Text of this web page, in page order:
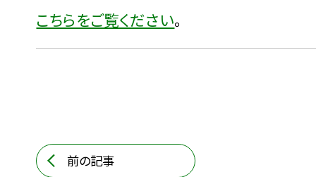
こちらをご覧ください。
前の記事